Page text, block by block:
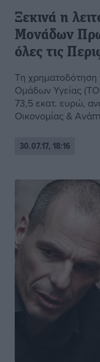
Ξεκινά η
Μονάδων
όλες τις
Τη χρηματοδότηση
Ομάδων Υγείας
73,5 εκατ. ευρώ,
Οικονομίας &
30.07.17, 18:16